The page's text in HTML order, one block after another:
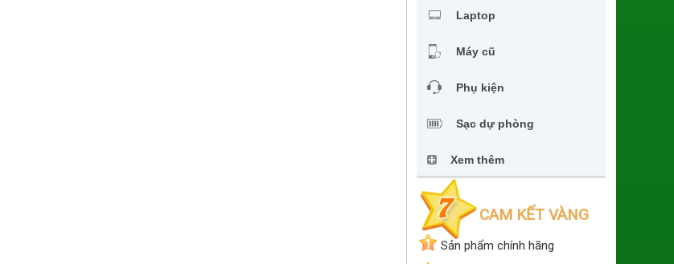
Laptop
Máy cũ
Phụ kiện
Sạc dự phòng
Xem thêm
CAM KẾT VÀNG
1
Sản phẩm chính hãng